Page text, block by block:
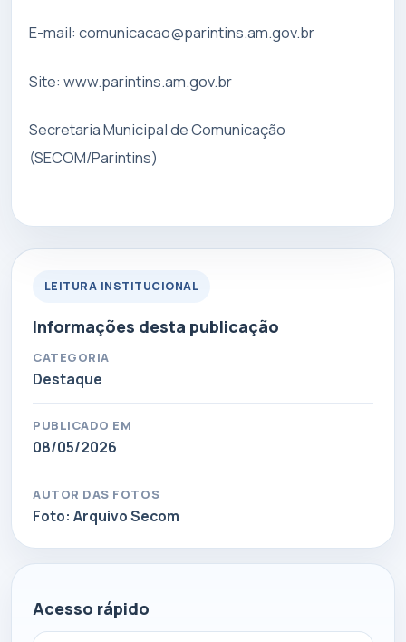
E-mail:comunicacao@parintins.am.gov.br
Site: www.parintins.am.gov.br
Secretaria Municipal de Comunicação
(SECOM/Parintins)
LEITURA INSTITUCIONAL
Informações desta publicação
CATEGORIA
Destaque
PUBLICADO EM
08/05/2026
AUTOR DAS FOTOS
Foto: Arquivo Secom
Acesso rápido